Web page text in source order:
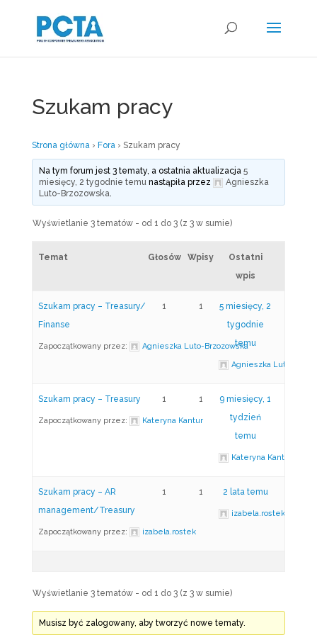
Szukam pracy
Strona główna › Fora › Szukam pracy
Na tym forum jest 3 tematy, a ostatnia aktualizacja 5
miesięcy, 2 tygodnie temunastąpiła przez
Agnieszka
Luto-Brzozowska.
Wyświetlanie 3 tematów - od 1 do 3 (z 3 w sumie)
Temat Głosów Wpisy
Ostatni
wpis
Szukam pracy – Treasury/
Finanse
Zapoczątkowany przez: Agnieszka Luto-Brzozowska
1 1
5 miesięcy, 2
tygodnie
temu
Agnieszka Luto-
Szukam pracy – Treasury
Zapoczątkowany przez: Kateryna Kantur
1 1
9 miesięcy, 1
tydzień
temu
Kateryna Kantur
Szukam pracy – AR
management/Treasury
Zapoczątkowany przez: izabela.rostek
1 1 2 lata temu
izabela.rostek
Wyświetlanie 3 tematów - od 1 do 3 (z 3 w sumie)
Musisz być zalogowany, aby tworzyć nowe tematy.